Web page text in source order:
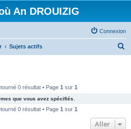
An DROUIZIG
Connexion
Sujets actifs
c
0 résultat • Page 1 sur 1
que vous avez spécifiés.
0 résultat • Page 1 sur 1
Aller